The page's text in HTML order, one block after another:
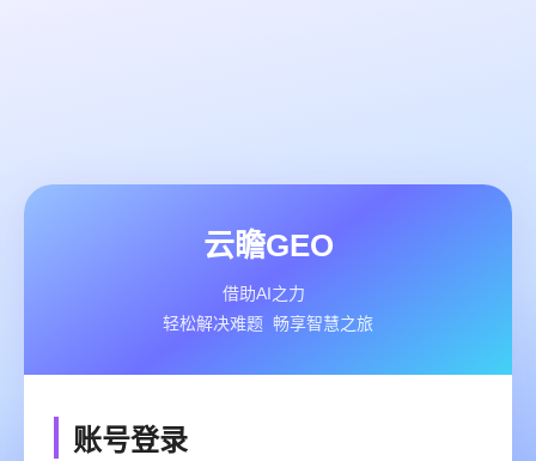
云瞻GEO
借助AI之力
轻松解决难题 畅享智慧之旅
账号登录